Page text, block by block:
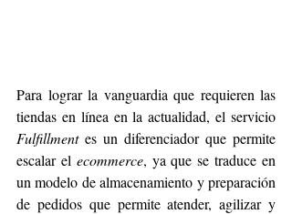
Para lograr la vanguardia que requieren las
Fulfillment es un diferenciador que permite
escalar el ecommerce, ya que se traduce en
un modelo de almacenamiento y preparación
de pedidos que permite atender, agilizar y